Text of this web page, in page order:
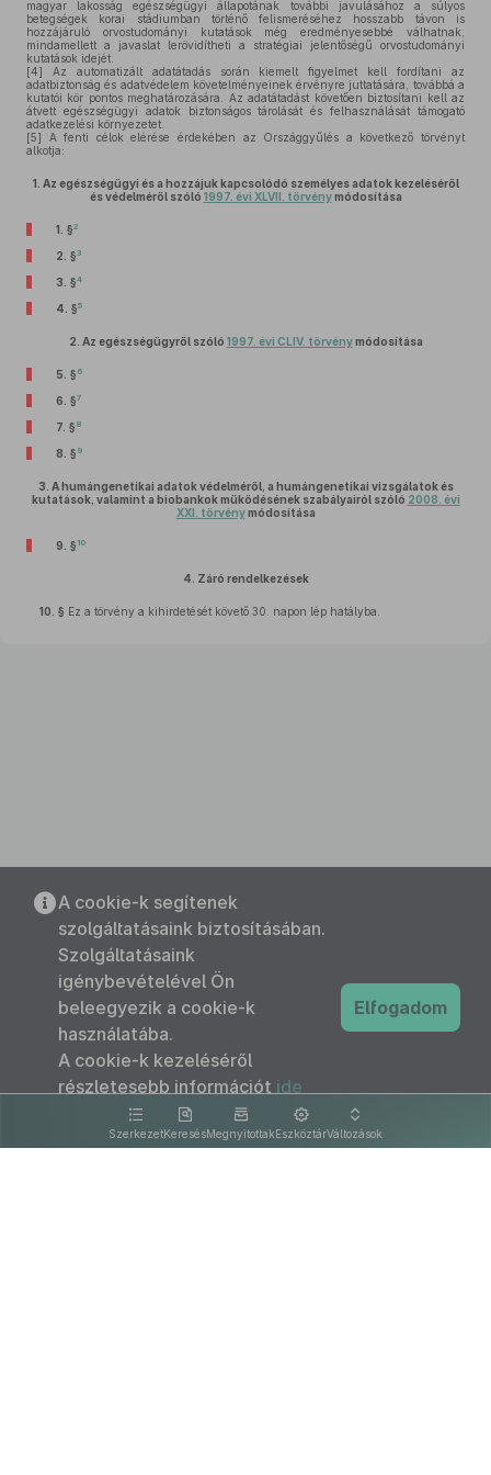
magyar lakosság egészségügyi állapotának további javulásához a súlyos
betegségek korai stádiumban történő felismeréséhez hosszabb távon is
hozzájáruló orvostudományi kutatások még eredményesebbé válhatnak,
mindamellett a javaslat lerövidítheti a stratégiai jelentőségű orvostudományi
kutatások idejét.
[4] Az automatizált adatátadás során kiemelt figyelmet kell fordítani az
adatbiztonság és adatvédelem követelményeinek érvényre juttatására, továbbá a
kutatói kör pontos meghatározására. Az adatátadást követően biztosítani kell az
átvett egészségügyi adatok biztonságos tárolását és felhasználását támogató
adatkezelési környezetet.
[5] A fenti célok elérése érdekében az Országgyűlés a következő törvényt
alkotja:
1. Az egészségügyi és a hozzájuk kapcsolódó személyes adatok kezeléséről
és védelméről szóló 1997. évi XLVII. törvénymódosítása
1. §2
2. §3
3. §4
4. §5
2. Az egészségügyről szóló 1997. évi CLIV. törvénymódosítása
5. § 6
6. §7
7. § 8
8. § 9
3. A humángenetikai adatok védelméről, a humángenetikai vizsgálatok és
kutatások, valamint a biobankok működésének szabályairól szóló 2008. évi
XXI. törvénymódosítása
9. § 10
4. Záró rendelkezések
10. § Ez a törvény a kihirdetését követő 30. napon lép hatályba.
SzerkezetKeresésMegnyitottakEszköztárVáltozások
A cookie-k segítenek
szolgáltatásaink biztosításában.
Szolgáltatásaink
igénybevételével Ön
beleegyezik a cookie-k
használatába.
A cookie-k kezeléséről
részletesebb információt ide
kattintva olvashat.
Elfogadom